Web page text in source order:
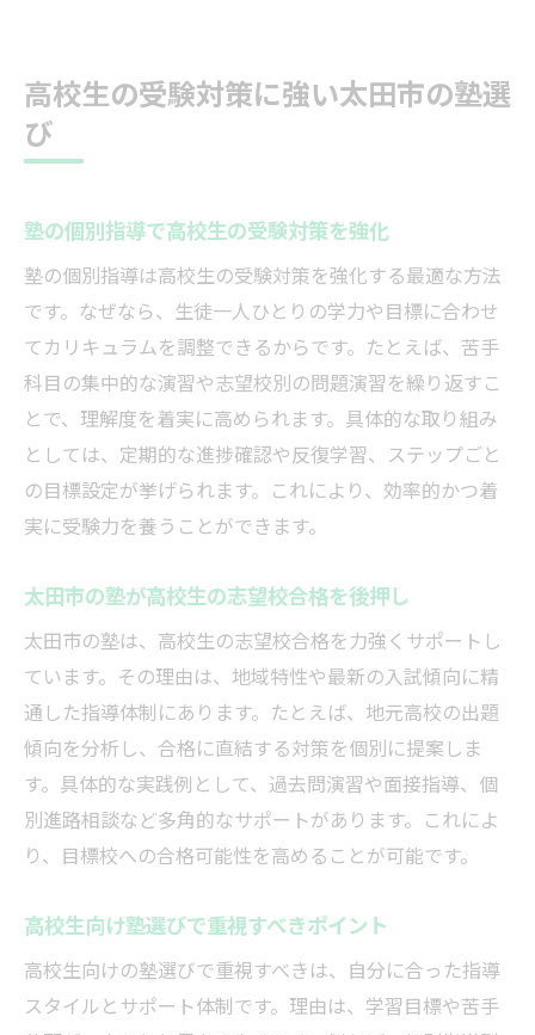
高校生の受験対策に強い太田市の塾選
び
塾の個別指導で高校生の受験対策を強化
塾の個別指導は高校生の受験対策を強化する最適な方法
です。なぜなら、生徒一人ひとりの学力や目標に合わせ
てカリキュラムを調整できるからです。たとえば、苦手
科目の集中的な演習や志望校別の問題演習を繰り返すこ
とで、理解度を着実に高められます。具体的な取り組み
としては、定期的な進捗確認や反復学習、ステップごと
の目標設定が挙げられます。これにより、効率的かつ着
実に受験力を養うことができます。
太田市の塾が高校生の志望校合格を後押し
太田市の塾は、高校生の志望校合格を力強くサポートし
ています。その理由は、地域特性や最新の入試傾向に精
通した指導体制にあります。たとえば、地元高校の出題
傾向を分析し、合格に直結する対策を個別に提案しま
す。具体的な実践例として、過去問演習や面接指導、個
別進路相談など多角的なサポートがあります。これによ
り、目標校への合格可能性を高めることが可能です。
高校生向け塾選びで重視すべきポイント
高校生向けの塾選びで重視すべきは、自分に合った指導
スタイルとサポート体制です。理由は、学習目標や苦手